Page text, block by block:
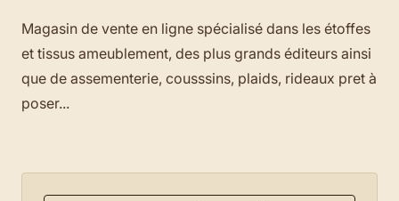
Magasin de vente en ligne spécialisé dans les étoffes
et tissus ameublement, des plus grands éditeurs ainsi
que de assementerie, cousssins, plaids, rideaux pret à
poser...